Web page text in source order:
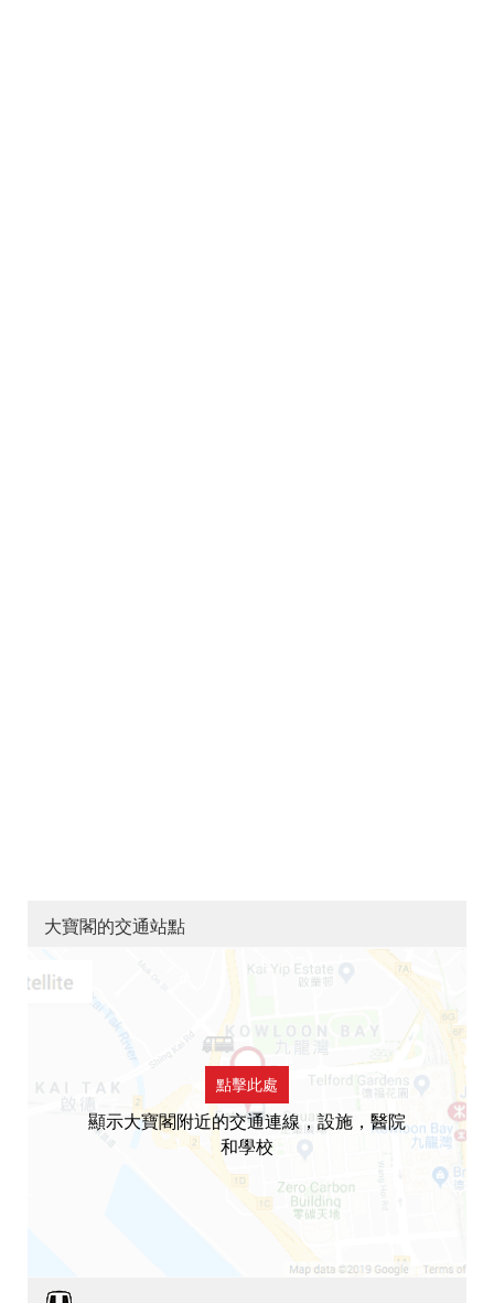
大寶閣的交通站點
點擊此處
顯示大寶閣附近的交通連線，設施，醫院
和學校